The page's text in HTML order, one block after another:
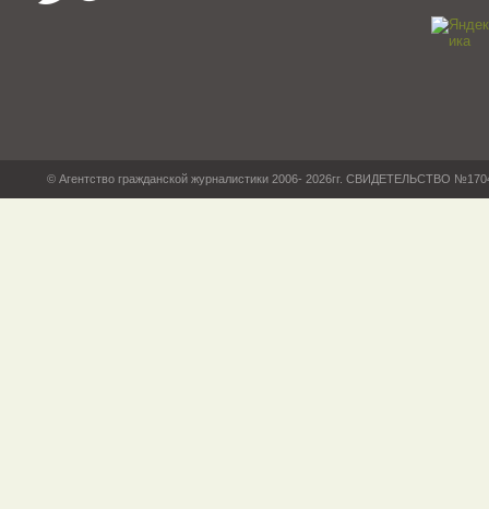
© Агентство гражданской журналистики 2006- 2026гг. СВИДЕТЕЛЬСТВО